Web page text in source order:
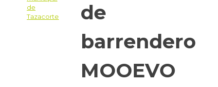
de
barrendero
MOOEVO